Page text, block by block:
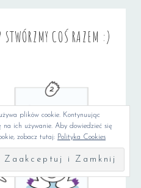
COŚ RAZEM :)
plików cookie. Kontynuując
na ich używanie. Aby dowiedzieć się
zobacz tutaj: Polityka Cookies